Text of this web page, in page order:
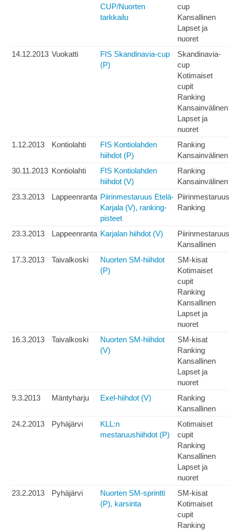
CUP/Nuorten
tarkkailu
cup
Kansallinen
Lapset ja
nuoret
14.12.2013 Vuokatti
FIS Skandinavia-cup
(P)
Skandinavia-
cup
Kotimaiset
cupit
Ranking
Kansainvälinen
Lapset ja
nuoret
1.12.2013
Kontiolahti
FIS Kontiolahden
hiihdot (P)
Ranking
Kansainvälinen
30.11.2013 Kontiolahti
FIS Kontiolahden
hiihdot (V)
Ranking
Kansainvälinen
23.3.2013
Lappeenranta Piirinmestaruus Etelä-
Karjala (V), ranking-
pisteet
Piirinmestaruus
Ranking
23.3.2013 Lappeenranta Karjalan hiihdot (V)
Piirinmestaruus
Kansallinen
17.3.2013
Taivalkoski
Nuorten SM-hiihdot
(P)
SM-kisat
Kotimaiset
cupit
Ranking
Kansallinen
Lapset ja
nuoret
16.3.2013
Taivalkoski
Nuorten SM-hiihdot
(V)
SM-kisat
Ranking
Kansallinen
Lapset ja
nuoret
9.3.2013
Mäntyharju Exel-hiihdot (V)
Ranking
Kansallinen
24.2.2013
Pyhäjärvi
KLL:n
mestaruushiihdot (P)
Kotimaiset
cupit
Ranking
Kansallinen
Lapset ja
nuoret
23.2.2013
Pyhäjärvi
Nuorten SM-sprintti
(P), karsinta
SM-kisat
Kotimaiset
cupit
Ranking